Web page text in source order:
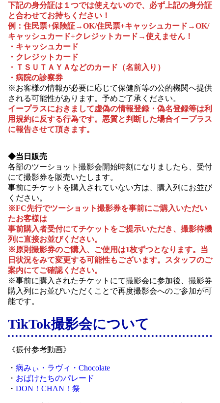
下記の身分証は１つでは使えないので、必ず上記の身分証
と合わせてお持ちください！
例：住民票+保険証→OK/住民票+キャッシュカード→OK/
キャッシュカード+クレジットカード→使えません！
・キャッシュカード
・クレジットカード
・ＴＳＵＴＡＹＡなどのカード（名前入り）
・病院の診察券
※お客様の情報が必要に応じて保健所等の公的機関へ提供
される可能性があります。予めご了承ください。
イープラスにおきまして虚偽の情報登録・偽名登録等は利
用規約に反する行為です。悪質と判断した場合イープラス
に報告させて頂きます。
◆当日販売
各部のツーショット撮影会開始時刻になりましたら、受付
にて撮影券を販売いたします。
事前にチケットを購入されていない方は、購入列にお並び
ください。
※FC先行でツーショット撮影券を事前にご購入いただい
たお客様は
事前購入者受付にてチケットをご提示いただき、撮影待機
列に直接お並びください。
※原則撮影券のご購入、ご使用は1枚ずつとなります。 当
日状況をみて変更する可能性もございます。スタッフのご
案内にてご確認ください。
※事前に購入されたチケットにて撮影会に参加後、撮影券
購入列にお並びいただくことで再度撮影会へのご参加が可
能です。
TikTok撮影会について
《振付参考動画》
・ 病みぃ・ラヴィ・Chocolate
・ おばけたちのパレード
・ DON！CHAN！祭